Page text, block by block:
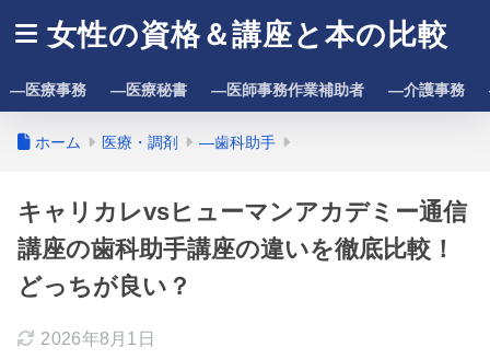
女性の資格＆講座と本の比較
―医療事務 ―医療秘書 ―医師事務作業補助者 ―介護事務
ホーム 医療・調剤 ―歯科助手
キャリカレvsヒューマンアカデミー通信
講座の歯科助手講座の違いを徹底比較！
どっちが良い？
2026年8月1日